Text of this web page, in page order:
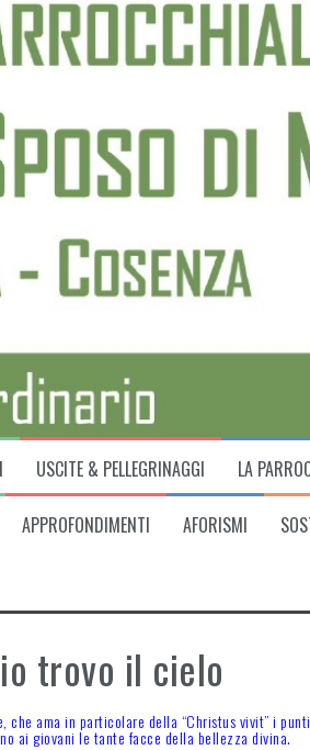
USCITE & PELLEGRINAGGI LA
APPROFONDIMENTI AFORISMI
trovo il cielo
che ama in particolare della “Christus vivit” i
ai giovani le tante facce della bellezza divina.